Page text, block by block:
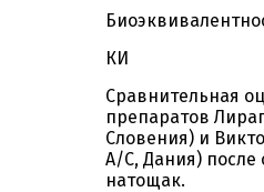
КИ
Сравнительная
препаратов
Словения) и
А/С, Дания) после
натощак.